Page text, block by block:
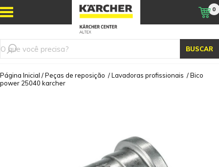
BUSCAR
0
Página Inicial /Peças de reposição /Lavadoras profissionais /Bico
power 25040 karcher